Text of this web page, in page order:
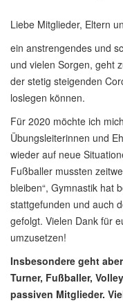
Liebe Mitglieder, Eltern
ein anstrengendes und
und vielen Sorgen, geht
der stetig steigenden
loslegen können.
Für 2020 möchte ich
Übungsleiterinnen und
wieder auf neue
Fußballer mussten
bleiben“, Gymnastik hat
stattgefunden und auch
gefolgt. Vielen Dank für
umzusetzen!
Insbesondere geht
Turner, Fußballer,
passiven Mitglieder.